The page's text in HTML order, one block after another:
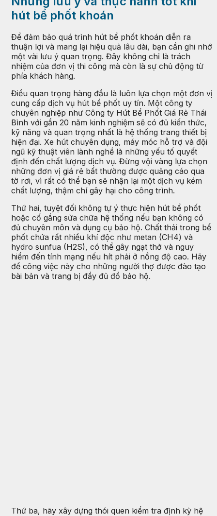
hút bể phốt khoán
Để đảm bảo quá trình hút bể phốt khoán diễn ra
thuận lợi và mang lại hiệu quả lâu dài, bạn cần ghi nhớ
một vài lưu ý quan trọng. Đây không chỉ là trách
nhiệm của đơn vị thi công mà còn là sự chủ động từ
phía khách hàng.
Điều quan trọng hàng đầu là luôn lựa chọn một đơn vị
cung cấp dịch vụ hút bể phốt uy tín. Một công ty
chuyên nghiệp như Công ty Hút Bể Phốt Giá Rẻ Thái
Bình với gần 20 năm kinh nghiệm sẽ có đủ kiến thức,
kỹ năng và quan trọng nhất là hệ thống trang thiết bị
hiện đại. Xe hút chuyên dụng, máy móc hỗ trợ và đội
ngũ kỹ thuật viên lành nghề là những yếu tố quyết
định đến chất lượng dịch vụ. Đừng vội vàng lựa chọn
những đơn vị giá rẻ bất thường được quảng cáo qua
tờ rơi, vì rất có thể bạn sẽ nhận lại một dịch vụ kém
chất lượng, thậm chí gây hại cho công trình.
Thứ hai, tuyệt đối không tự ý thực hiện hút bể phốt
hoặc cố gắng sửa chữa hệ thống nếu bạn không có
đủ chuyên môn và dụng cụ bảo hộ. Chất thải trong bể
phốt chứa rất nhiều khí độc như metan (CH4) và
hydro sunfua (H2S), có thể gây ngạt thở và nguy
hiểm đến tính mạng nếu hít phải ở nồng độ cao. Hãy
để công việc này cho những người thợ được đào tạo
bài bản và trang bị đầy đủ đồ bảo hộ.
Thứ ba, hãy xây dựng thói quen kiểm tra định kỳ hệ